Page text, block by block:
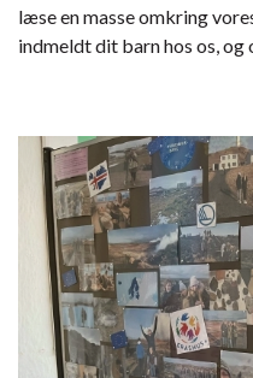
læse en masse omkring
indmeldt dit barn hos os,